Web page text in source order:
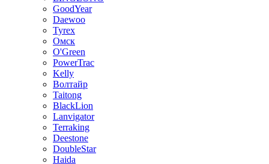
GoodYear
Daewoo
Tyrex
Омск
O'Green
PowerTrac
Kelly
Волтайр
Taitong
BlackLion
Lanvigator
Terraking
Deestone
DoubleStar
Haida